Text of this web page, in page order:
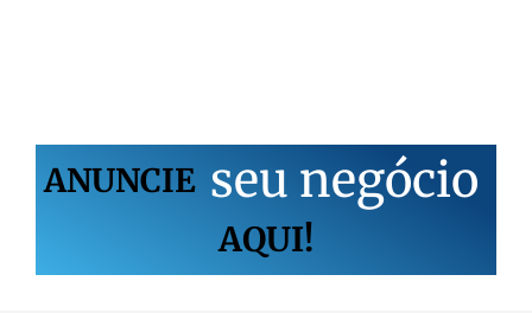
ANUNCIE seu negócio
AQUI!